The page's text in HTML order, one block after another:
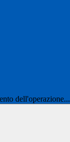
dell'operazione...